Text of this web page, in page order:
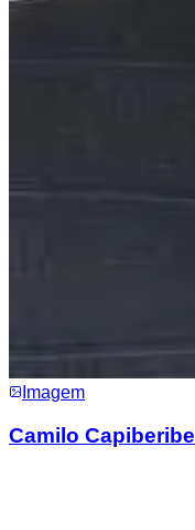
Imagem
Camilo Capiberibe